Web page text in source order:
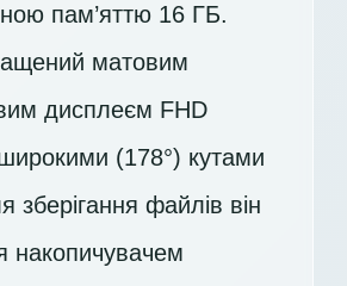
пам’яттю 16 ГБ.
матовим
дисплеєм FHD
(178°) кутами
зберігання файлів він
накопичувачем